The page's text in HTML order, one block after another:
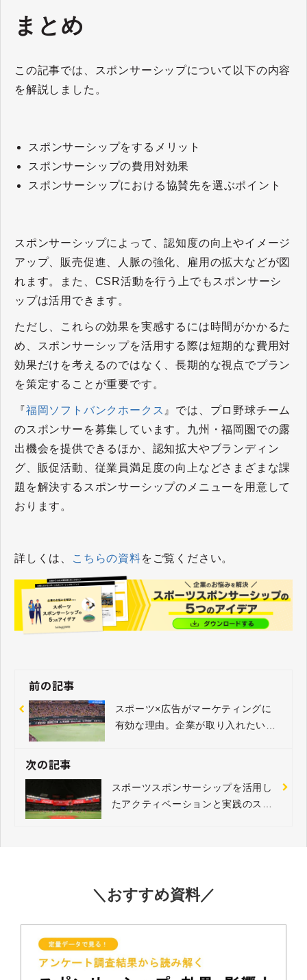
まとめ
この記事では、スポンサーシップについて以下の内容
を解説しました。
スポンサーシップをするメリット
スポンサーシップの費用対効果
スポンサーシップにおける協賛先を選ぶポイント
スポンサーシップによって、認知度の向上やイメージ
アップ、販売促進、人脈の強化、雇用の拡大などが図
れます。また、CSR活動を行う上でもスポンサーシ
ップは活用できます。
ただし、これらの効果を実感するには時間がかかるた
め、スポンサーシップを活用する際は短期的な費用対
効果だけを考えるのではなく、長期的な視点でプラン
を策定することが重要です。
『福岡ソフトバンクホークス 』では、プロ野球チーム
のスポンサーを募集しています。九州・福岡圏での露
出機会を提供できるほか、認知拡大やブランディン
グ、販促活動、従業員満足度の向上などさまざまな課
題を解決するスポンサーシップのメニューを用意して
おります。
詳しくは、 こちらの資料をご覧ください。
前の記事
スポーツ×広告がマーケティングに
有効な理由。企業が取り入れたい効
次の記事
スポーツスポンサーシップを活用し
たアクティベーションと実践のステ
＼おすすめ資料／